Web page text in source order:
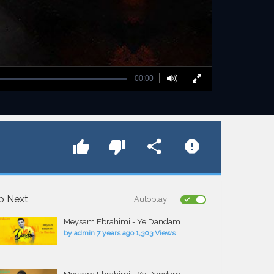
00:00
Next Autoplay
Meysam Ebrahimi - Ye Dandam
by admin 7 years ago 1,303 Views